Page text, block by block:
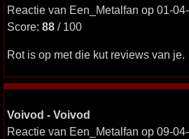
Reactie van Een_Metalfan op 01-
Score: 88 / 100
Rot is op met die kut reviews van je.
Voivod - Voivod
Reactie van Een_Metalfan op 09-